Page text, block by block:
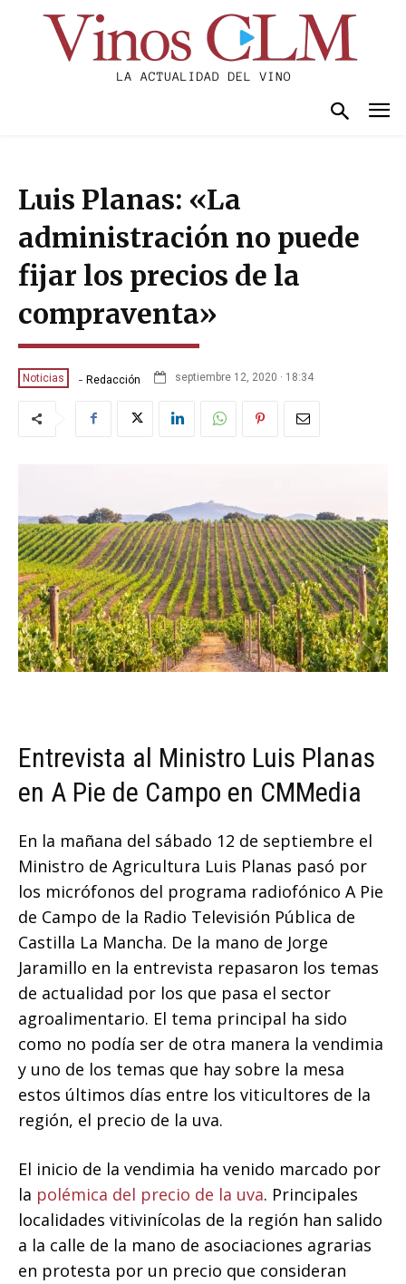
Luis Planas: «La
administración no puede
fijar los precios de la
compraventa»
Noticias - Redacción septiembre 12, 2020 · 18:34
Entrevista al Ministro Luis Planas
en A Pie de Campo en CMMedia
En la mañana del sábado 12 de septiembre el
Ministro de Agricultura Luis Planas pasó por
los micrófonos del programa radiofónico A Pie
de Campo de la Radio Televisión Pública de
Castilla La Mancha. De la mano de Jorge
Jaramillo en la entrevista repasaron los temas
de actualidad por los que pasa el sector
agroalimentario. El tema principal ha sido
como no podía ser de otra manera la vendimia
y uno de los temas que hay sobre la mesa
estos últimos días entre los viticultores de la
región, el precio de la uva.
El inicio de la vendimia ha venido marcado por
la polémica del precio de la uva. Principales
localidades vitivinícolas de la región han salido
a la calle de la mano de asociaciones agrarias
en protesta por un precio que consideran